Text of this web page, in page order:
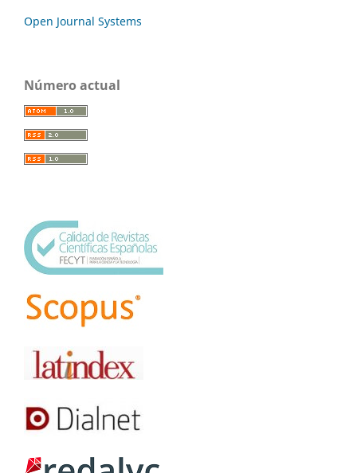
Open Journal Systems
Número actual